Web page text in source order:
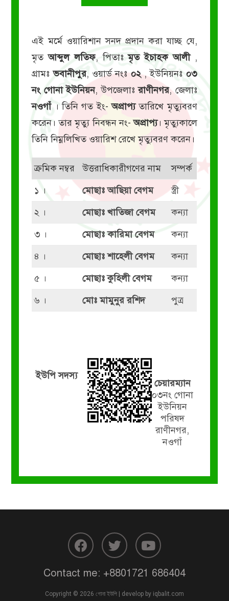
এই মর্মে ওয়ারিশান সনদ প্রদান করা যাচ্ছ যে,
মৃতআব্দুল লতিফ, পিতাঃমৃত ইচাহক আলী,
গ্রামঃভবানীপুর, ওয়ার্ড নংঃ ০২ , ইউনিয়নঃ ০৩
নং গোনা ইউনিয়ন, উপজেলাঃরাণীনগর, জেলাঃ
নওগাঁ। তিনি গত ইং-অপ্রাপ্যতারিখে মৃত্যুবরণ
করেন। তার মৃত্যু নিবন্ধন নং-অপ্রাপ্য। মৃত্যুকালে
তিনি নিম্নলিখিত ওয়ারিশ রেখে মৃত্যুবরণ করেন।
ক্রমিক নম্বর উত্তরাধিকারীগণের নাম
সম্পর্ক
১ ।
মোছাঃ আছিয়া বেগম
স্ত্রী
২ ।
মোছাঃ খাতিজা বেগম
কন্যা
৩ ।
মোছাঃ কারিমা বেগম
কন্যা
৪ ।
মোছাঃ শাহেলী বেগম
কন্যা
৫ ।
মোছাঃ কুহিলী বেগম
কন্যা
৬ ।
মোঃ মামুনুর রশিদ পুত্র
ইউপি সদস্য
চেয়ারম্যান
০৩নং গোনা
ইউনিয়ন
পরিষদ
রাণীনগর,
নওগাঁ
Contact me: +8801721 686404
Copyright © 2026 গোনা ইউপি | develop by iqbalit.com